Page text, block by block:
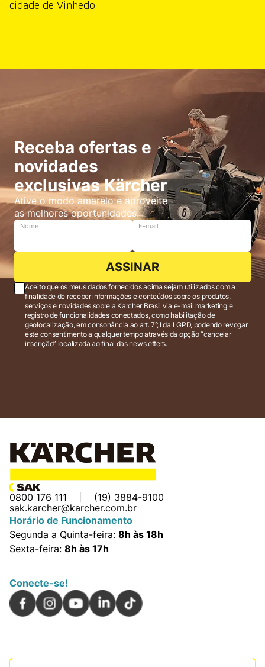
cidade de Vinhedo.
Receba ofertas e
novidades
exclusivas Kärcher
Ative o modo amarelo e aproveite
as melhores oportunidades.
Nome E-mail
ASSINAR
Aceito que os meus dados fornecidos acima sejam utilizados com a
finalidade de receber informações e conteúdos sobre os produtos,
serviços e novidades sobre a Karcher Brasil via e-mail marketing e
registro de funcionalidades conectados, como habilitação de
geolocalização, em consonância ao art. 7°, I da LGPD, podendo revogar
este consentimento a qualquer tempo através da opção “cancelar
inscrição” localizada ao final das newsletters.
0800 176 111
(19) 3884-9100
sak.karcher@karcher.com.br
Horário de Funcionamento
Segunda a Quinta-feira: 8h às 18h
Sexta-feira: 8h às 17h
Conecte-se!